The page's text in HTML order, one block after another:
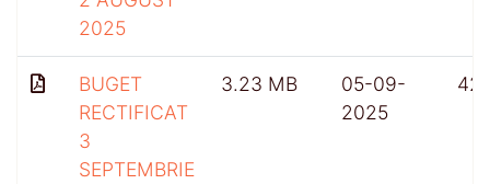
2025
BUGET
RECTIFICAT
3
SEPTEMBRIE
3.23 MB
05-09-
2025